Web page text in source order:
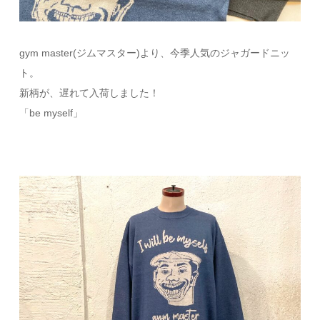
gym master(ジムマスター)より、今季人気のジャガードニッ
ト。
新柄が、遅れて入荷しました！
「be myself」